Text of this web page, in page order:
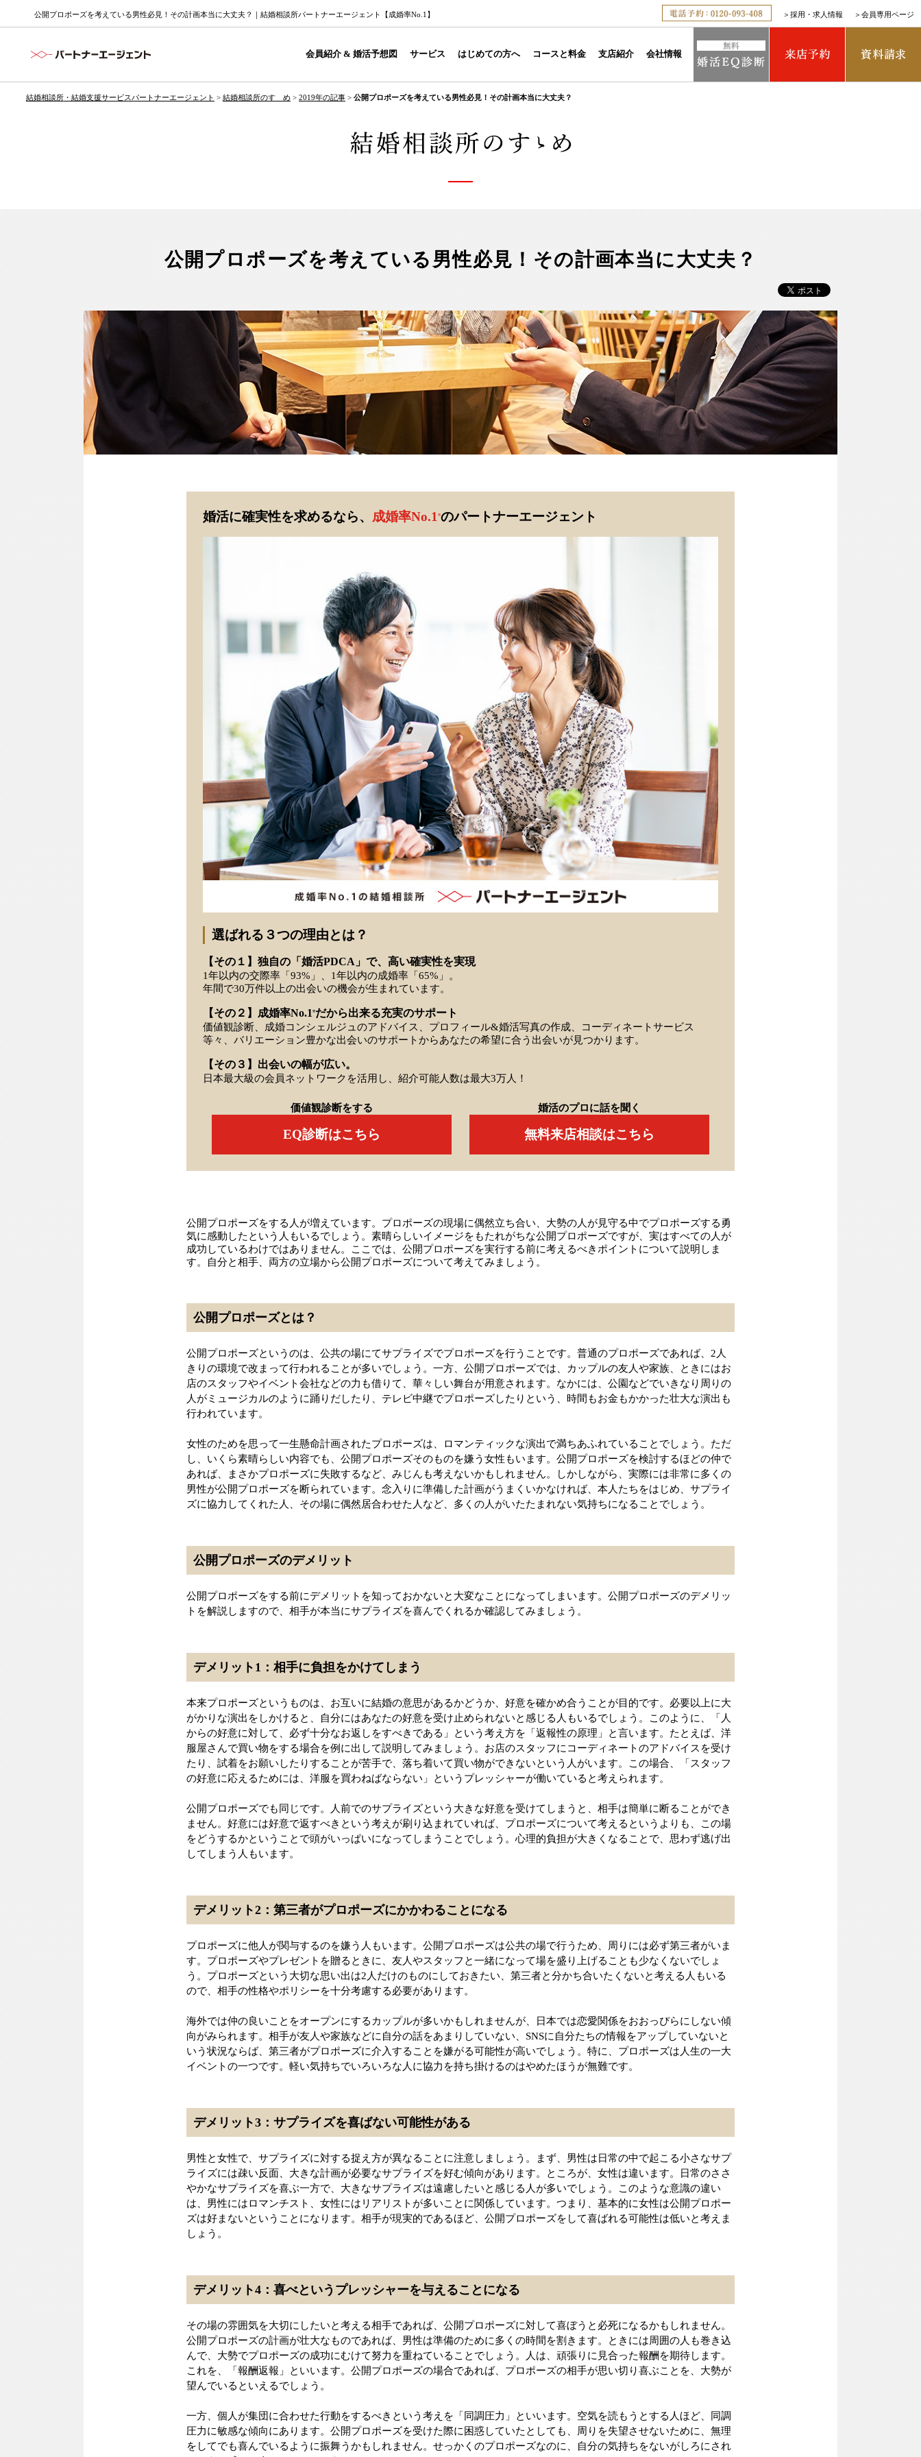
公開プロポーズを考えている男性必見！その計画本当に大丈夫？｜結婚相談所パートナーエージェント【成婚率No.1】 ＞ 採用・求人情報 ＞ 会員専用ページ
会員紹介 & 婚活予想図 サービス はじめての方へ コースと料金 支店紹介 会社情報
結婚相談所・結婚支援サービスパートナーエージェント > 結婚相談所のすゝめ > 2019年の記事 > 公開プロポーズを考えている男性必見！その計画本当に大丈夫？
公開プロポーズを考えている男性必見！その計画本当に大丈夫？
婚活に確実性を求めるなら、 成婚率No.1 ※のパートナーエージェント
選ばれる３つの理由とは？
【その１】独自の「婚活PDCA」で、高い確実性を実現
1年以内の交際率「93%」、1年以内の成婚率「65%」。
年間で30万件以上の出会いの機会が生まれています。
【その２】成婚率No.1 ※ だから出来る充実のサポート
価値観診断、成婚コンシェルジュのアドバイス、プロフィール&婚活写真の作成、コーディネートサービス
等々、バリエーション豊かな出会いのサポートからあなたの希望に合う出会いが見つかります。
【その３】出会いの幅が広い。
日本最大級の会員ネットワークを活用し、紹介可能人数は最大3万人！
価値観診断をする
EQ診断はこちら
婚活のプロに話を聞く
無料来店相談はこちら
公開プロポーズをする人が増えています。プロポーズの現場に偶然立ち合い、大勢の人が見守る中でプロポーズする勇
気に感動したという人もいるでしょう。素晴らしいイメージをもたれがちな公開プロポーズですが、実はすべての人が
成功しているわけではありません。ここでは、公開プロポーズを実行する前に考えるべきポイントについて説明しま
す。自分と相手、両方の立場から公開プロポーズについて考えてみましょう。
公開プロポーズとは？
公開プロポーズというのは、公共の場にてサプライズでプロポーズを行うことです。普通のプロポーズであれば、2人
きりの環境で改まって行われることが多いでしょう。一方、公開プロポーズでは、カップルの友人や家族、ときにはお
店のスタッフやイベント会社などの力も借りて、華々しい舞台が用意されます。なかには、公園などでいきなり周りの
人がミュージカルのように踊りだしたり、テレビ中継でプロポーズしたりという、時間もお金もかかった壮大な演出も
行われています。
女性のためを思って一生懸命計画されたプロポーズは、ロマンティックな演出で満ちあふれていることでしょう。ただ
し、いくら素晴らしい内容でも、公開プロポーズそのものを嫌う女性もいます。公開プロポーズを検討するほどの仲で
あれば、まさかプロポーズに失敗するなど、みじんも考えないかもしれません。しかしながら、実際には非常に多くの
男性が公開プロポーズを断られています。念入りに準備した計画がうまくいかなければ、本人たちをはじめ、サプライ
ズに協力してくれた人、その場に偶然居合わせた人など、多くの人がいたたまれない気持ちになることでしょう。
公開プロポーズのデメリット
公開プロポーズをする前にデメリットを知っておかないと大変なことになってしまいます。公開プロポーズのデメリッ
トを解説しますので、相手が本当にサプライズを喜んでくれるか確認してみましょう。
デメリット1：相手に負担をかけてしまう
本来プロポーズというものは、お互いに結婚の意思があるかどうか、好意を確かめ合うことが目的です。必要以上に大
がかりな演出をしかけると、自分にはあなたの好意を受け止められないと感じる人もいるでしょう。このように、「人
からの好意に対して、必ず十分なお返しをすべきである」という考え方を「返報性の原理」と言います。たとえば、洋
服屋さんで買い物をする場合を例に出して説明してみましょう。お店のスタッフにコーディネートのアドバイスを受け
たり、試着をお願いしたりすることが苦手で、落ち着いて買い物ができないという人がいます。この場合、「スタッフ
の好意に応えるためには、洋服を買わねばならない」というプレッシャーが働いていると考えられます。
公開プロポーズでも同じです。人前でのサプライズという大きな好意を受けてしまうと、相手は簡単に断ることができ
ません。好意には好意で返すべきという考えが刷り込まれていれば、プロポーズについて考えるというよりも、この場
をどうするかということで頭がいっぱいになってしまうことでしょう。心理的負担が大きくなることで、思わず逃げ出
してしまう人もいます。
デメリット2：第三者がプロポーズにかかわることになる
プロポーズに他人が関与するのを嫌う人もいます。公開プロポーズは公共の場で行うため、周りには必ず第三者がいま
す。プロポーズやプレゼントを贈るときに、友人やスタッフと一緒になって場を盛り上げることも少なくないでしょ
う。プロポーズという大切な思い出は2人だけのものにしておきたい、第三者と分かち合いたくないと考える人もいる
ので、相手の性格やポリシーを十分考慮する必要があります。
海外では仲の良いことをオープンにするカップルが多いかもしれませんが、日本では恋愛関係をおおっぴらにしない傾
向がみられます。相手が友人や家族などに自分の話をあまりしていない、SNSに自分たちの情報をアップしていないと
いう状況ならば、第三者がプロポーズに介入することを嫌がる可能性が高いでしょう。特に、プロポーズは人生の一大
イベントの一つです。軽い気持ちでいろいろな人に協力を持ち掛けるのはやめたほうが無難です。
デメリット3：サプライズを喜ばない可能性がある
男性と女性で、サプライズに対する捉え方が異なることに注意しましょう。まず、男性は日常の中で起こる小さなサプ
ライズには疎い反面、大きな計画が必要なサプライズを好む傾向があります。ところが、女性は違います。日常のささ
やかなサプライズを喜ぶ一方で、大きなサプライズは遠慮したいと感じる人が多いでしょう。このような意識の違い
は、男性にはロマンチスト、女性にはリアリストが多いことに関係しています。つまり、基本的に女性は公開プロポー
ズは好まないということになります。相手が現実的であるほど、公開プロポーズをして喜ばれる可能性は低いと考えま
しょう。
デメリット4：喜べというプレッシャーを与えることになる
その場の雰囲気を大切にしたいと考える相手であれば、公開プロポーズに対して喜ぼうと必死になるかもしれません。
公開プロポーズの計画が壮大なものであれば、男性は準備のために多くの時間を割きます。ときには周囲の人も巻き込
んで、大勢でプロポーズの成功にむけて努力を重ねていることでしょう。人は、頑張りに見合った報酬を期待します。
これを、「報酬返報」といいます。公開プロポーズの場合であれば、プロポーズの相手が思い切り喜ぶことを、大勢が
望んでいるといえるでしょう。
一方、個人が集団に合わせた行動をするべきという考えを「同調圧力」といいます。空気を読もうとする人ほど、同調
圧力に敏感な傾向にあります。公開プロポーズを受けた際に困惑していたとしても、周りを失望させないために、無理
をしてでも喜んでいるように振舞うかもしれません。せっかくのプロポーズなのに、自分の気持ちをないがしろにされ